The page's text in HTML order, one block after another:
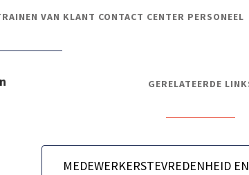
VAN KLANT CONTACT CENTER PERSONEEL
GERELATEERDE